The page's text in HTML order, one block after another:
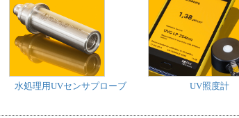
水処理用UVセンサプローブ UV照度計